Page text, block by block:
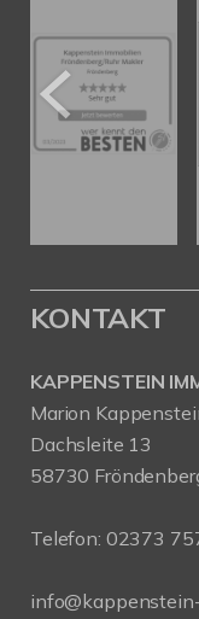
KONTAKT
KAPPENSTEIN
Marion
Dachsleite 13
58730
Telefon: 02373